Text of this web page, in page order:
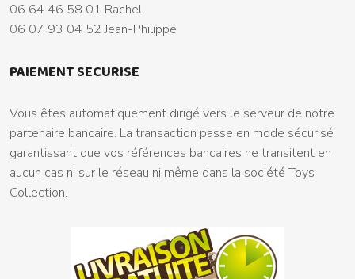
06 64 46 58 01 Rachel
06 07 93 04 52 Jean-Philippe
PAIEMENT SECURISE
Vous êtes automatiquement dirigé vers le serveur de notre
partenaire bancaire. La transaction passe en mode sécurisé
garantissant que vos références bancaires ne transitent en
aucun cas ni sur le réseau ni même dans la société Toys
Collection.